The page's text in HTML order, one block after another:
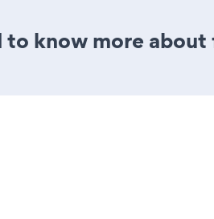
to know more